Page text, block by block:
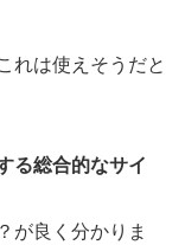
れは使えそうだと
る総合的なサイ
が良く分かりま